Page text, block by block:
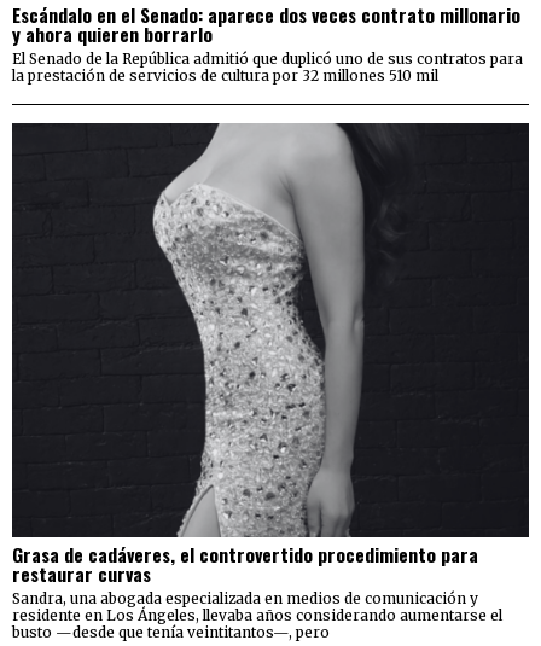
Escándalo en el Senado: aparece dos veces contrato millonario
y ahora quieren borrarlo
El Senado de la República admitió que duplicó uno de sus contratos para
la prestación de servicios de cultura por 32 millones 510 mil
Grasa de cadáveres, el controvertido procedimiento para
restaurar curvas
Sandra, una abogada especializada en medios de comunicación y
residente en Los Ángeles, llevaba años considerando aumentarse el
busto —desde que tenía veintitantos—, pero